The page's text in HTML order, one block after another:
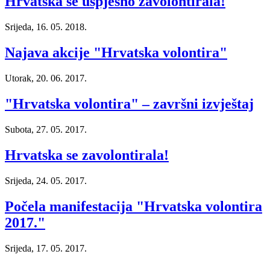
Srijeda, 16. 05. 2018.
Najava akcije "Hrvatska volontira"
Utorak, 20. 06. 2017.
"Hrvatska volontira" – završni izvještaj
Subota, 27. 05. 2017.
Hrvatska se zavolontirala!
Srijeda, 24. 05. 2017.
Počela manifestacija "Hrvatska volontira
2017."
Srijeda, 17. 05. 2017.